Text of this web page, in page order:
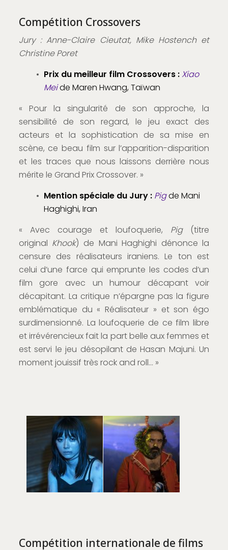
Compétition Crossovers
Jury : Anne-Claire Cieutat, Mike Hostench et
Christine Poret
Prix du meilleur film Crossovers : Xiao
Meide Maren Hwang, Taïwan
« Pour la singularité de son approche, la
sensibilité de son regard, le jeu exact des
acteurs et la sophistication de sa mise en
scène, ce beau film sur l’apparition-disparition
et les traces que nous laissons derrière nous
mérite le Grand Prix Crossover. »
Mention spéciale du Jury : Pigde Mani
Haghighi, Iran
« Avec courage et loufoquerie, Pig(titre
original Khook) de Mani Haghighi dénonce la
censure des réalisateurs iraniens. Le ton est
celui d’une farce qui emprunte les codes d’un
film gore avec un humour décapant voir
décapitant. La critique n’épargne pas la figure
emblématique du « Réalisateur » et son égo
surdimensionné. La loufoquerie de ce film libre
et irrévérencieux fait la part belle aux femmes et
est servi le jeu désopilant de Hasan Majuni.Un
moment jouissif très rock and roll… »
Compétition internationale de films